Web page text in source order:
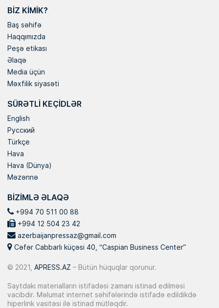
BIZ KIMIK?
Baş səhifə
Haqqımızda
Peşə etikası
Əlaqə
Media üçün
Məxfilik siyasəti
SÜRƏTLI KEÇIDLƏR
English
Русский
Türkçe
Hava
Hava (Dünya)
Məzənnə
BIZIMLƏ ƏLAQƏ
+994 70 511 00 88
+994 12 504 23 42
azerbaijanpressaz@gmail.com
Cəfər Cabbarlı küçəsi 40, “Caspian Business Center”
© 2021, APRESS.AZ – Bütün hüquqlar qorunur.
Saytdakı materialların istifadəsi zamanı istinad edilməsi
vacibdir. Məlumat internet səhifələrində istifadə edildikdə
hiperlink vasitəsi ilə istinad mütləqdir.